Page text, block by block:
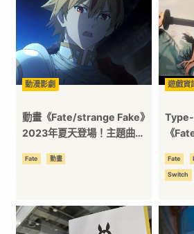
｜
動
漫
二
元
動漫影劇
動畫《Fate/strange Fake》
2023年夏天登場！主題曲將
Fate 動畫
遊戲資
Type-
《
釋出
開幕！
Fate
Switch